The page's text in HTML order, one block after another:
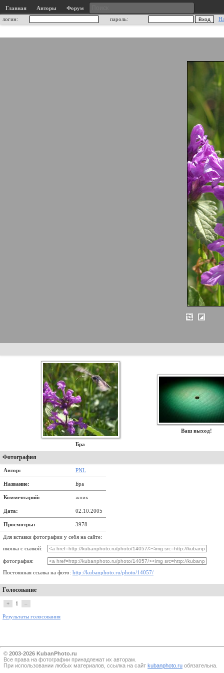
Главная Авторы
Форум
логин:
пароль:
Бра
Ваш выход!
Фотография
Автор: PNL
Название: Бра
Комментарий: жник
Дата: 02.10.2005
Просмотры: 3978
Для вставки фотографии у себя на сайте:
иконка с сылкой:
фотография:
Постоянная ссылка на фото: http://kubanphoto.ru/photo/14057/
Голосование
+ 1 –
Результаты голосования
© 2003-2026 KubanPhoto.ru
Все прaва на фотографии принадлежат их авторам.
При использовании любых материалов, ссылка на сайт kubanphoto.ru обязательна.